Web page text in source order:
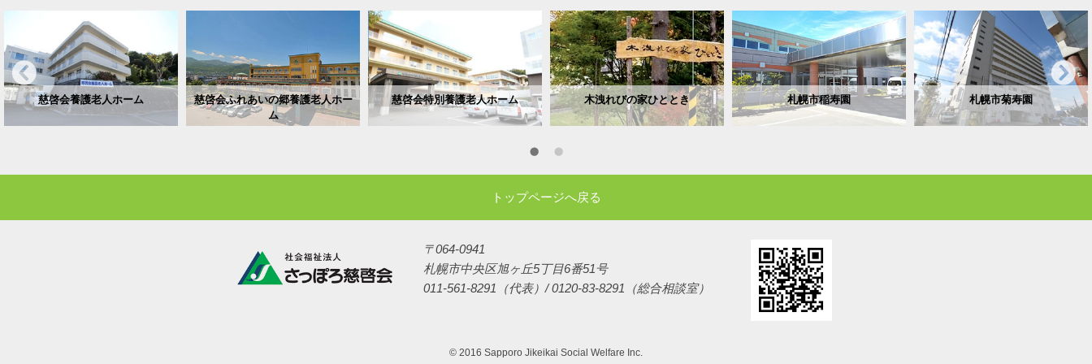
慈啓会養護老人ホーム
慈啓会ふれあいの郷養護老人ホー
ム
慈啓会特別養護老人ホーム 木洩れびの家ひととき 札幌市稲寿園 札幌市菊寿園
トップページへ戻る
〒064-0941
札幌市中央区旭ヶ丘5丁目6番51号
011-561-8291（代表）/ 0120-83-8291（総合相談室）
© 2016 Sapporo Jikeikai Social Welfare Inc.